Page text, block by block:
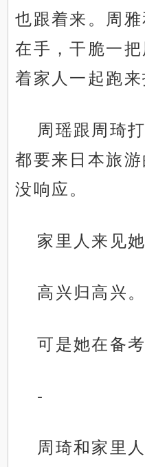
也跟着来。周
在手，干脆一
着家人一起跑来
周瑶跟周琦
都要来日本旅
没响应。
家里人来见
高兴归高兴。
可是她在备考
-
周琦和家里